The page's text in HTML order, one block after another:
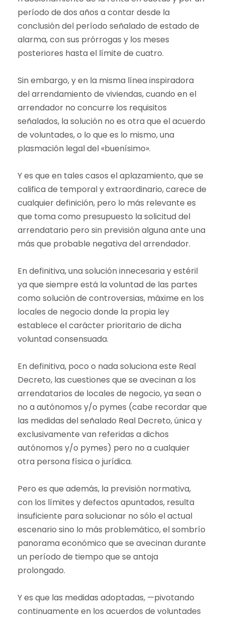
período de dos años a contar desde la
conclusión del período señalado de estado de
alarma, con sus prórrogas y los meses
posteriores hasta el límite de cuatro.
Sin embargo, y en la misma línea inspiradora
del arrendamiento de viviendas, cuando en el
arrendador no concurre los requisitos
señalados, la solución no es otra que el acuerdo
de voluntades, o lo que es lo mismo, una
plasmación legal del «buenísimo».
Y es que en tales casos el aplazamiento, que se
califica de temporal y extraordinario, carece de
cualquier definición, pero lo más relevante es
que toma como presupuesto la solicitud del
arrendatario pero sin previsión alguna ante una
más que probable negativa del arrendador.
En definitiva, una solución innecesaria y estéril
ya que siempre está la voluntad de las partes
como solución de controversias, máxime en los
locales de negocio donde la propia ley
establece el carácter prioritario de dicha
voluntad consensuada.
En definitiva, poco o nada soluciona este Real
Decreto, las cuestiones que se avecinan a los
arrendatarios de locales de negocio, ya sean o
no a autónomos y/o pymes (cabe recordar que
las medidas del señalado Real Decreto, única y
exclusivamente van referidas a dichos
autónomos y/o pymes) pero no a cualquier
otra persona física o jurídica.
Pero es que además, la previsión normativa,
con los límites y defectos apuntados, resulta
insuficiente para solucionar no sólo el actual
escenario sino lo más problemático, el sombrío
panorama económico que se avecinan durante
un período de tiempo que se antoja
prolongado.
Y es que las medidas adoptadas, —pivotando
continuamente en los acuerdos de voluntades